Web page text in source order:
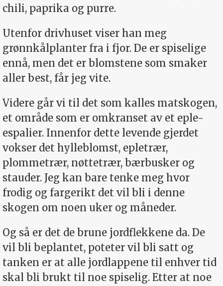
chili, paprika og purre.
Utenfor drivhuset viser han meg
grønnkålplanter fra i fjor. De er spiselige
ennå, men det er blomstene som smaker
aller best, får jeg vite.
Videre går vi til det som kalles matskogen,
et område som er omkranset av et eple-
espalier. Innenfor dette levende gjerdet
vokser det hylleblomst, epletrær,
plommetrær, nøttetrær, bærbusker og
stauder. Jeg kan bare tenke meg hvor
frodig og fargerikt det vil bli i denne
skogen om noen uker og måneder.
Og så er det de brune jordflekkene da. De
vil bli beplantet, poteter vil bli satt og
tanken er at alle jordlappene til enhver tid
skal bli brukt til noe spiselig. Etter at noe